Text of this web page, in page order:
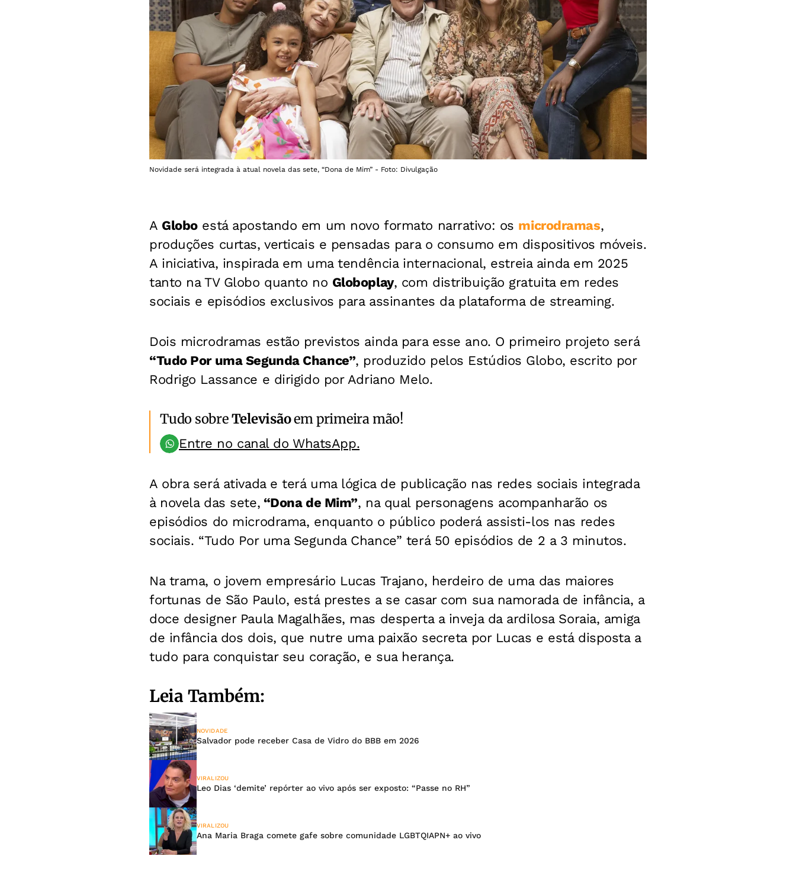
Novidade será integrada à atual novela das sete, “Dona de Mim” - Foto: Divulgação
A Globoestá apostando em um novo formato narrativo: os microdramas,
produções curtas, verticais e pensadas para o consumo em dispositivos móveis.
A iniciativa, inspirada em uma tendência internacional, estreia ainda em 2025
tanto na TV Globo quanto no Globoplay, com distribuição gratuita em redes
sociais e episódios exclusivos para assinantes da plataforma de streaming.
Dois microdramas estão previstos ainda para esse ano. O primeiro projeto será
“Tudo Por uma Segunda Chance”, produzido pelos Estúdios Globo, escrito por
Rodrigo Lassance e dirigido por Adriano Melo.
Tudo sobreTelevisãoem primeira mão!
Entre no canal do WhatsApp.
A obra será ativada e terá uma lógica de publicação nas redes sociais integrada
à novela das sete, “Dona de Mim”, na qual personagens acompanharão os
episódios do microdrama, enquanto o público poderá assisti-los nas redes
sociais. “Tudo Por uma Segunda Chance” terá 50 episódios de 2 a 3 minutos.
Na trama, o jovem empresário Lucas Trajano, herdeiro de uma das maiores
fortunas de São Paulo, está prestes a se casar com sua namorada de infância, a
doce designer Paula Magalhães, mas desperta a inveja da ardilosa Soraia, amiga
de infância dos dois, que nutre uma paixão secreta por Lucas e está disposta a
tudo para conquistar seu coração, e sua herança.
Leia Também:
NOVIDADE
Salvador pode receber Casa de Vidro do BBB em 2026
VIRALIZOU
Leo Dias ‘demite’ repórter ao vivo após ser exposto: “Passe no RH”
VIRALIZOU
Ana Maria Braga comete gafe sobre comunidade LGBTQIAPN+ ao vivo